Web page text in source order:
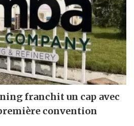
franchit un cap avec
convention